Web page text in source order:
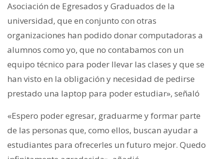
Asociación de Egresados y Graduados de la
universidad, que en conjunto con otras
organizaciones han podido donar computadoras a
alumnos como yo, que no contabamos con un
equipo técnico para poder llevar las clases y que se
han visto en la obligación y necesidad de pedirse
prestado una laptop para poder estudiar», señaló
«Espero poder egresar, graduarme y formar parte
de las personas que, como ellos, buscan ayudar a
estudiantes para ofrecerles un futuro mejor. Quedo